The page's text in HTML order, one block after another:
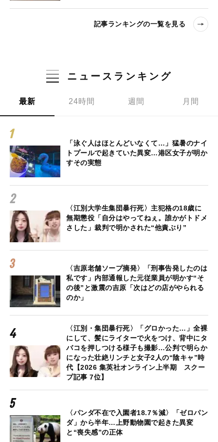
記事ランキングの一覧を見る
ニュースランキング
最新 24時間 週間 月間
「泳ぐ人はほとんどいなくて…」猛暑のナイ
トプールで起きていた異変…港区女子が明か
すその実態
〈江別大学生集団暴行死〉主犯格の18歳に
無期懲役「自分はやってねぇ。誰かがトドメ
さした」裁判で明かされた“他責ぶり”
〈吉原老舗ソープ摘発〉「刑事告発したのは
私です」内部通報した元従業員が明かす“そ
の後”と激震の吉原「次はどの店がやられる
のか」
〈江別・集団暴行死〉「グロかった…」全裸
にして、髪にライターで火をつけ、背中にタ
バコを押しつける様子も撮影…公判で明らか
になった壮絶リンチと女子2人の“陰キャ”時
代【2026 集英社オンライン上半期 スクー
プ記事 7位】
〈パンダ不在で入園者18.7％減〉「ゼロパン
ダ」から半年…上野動物園で起きた異変
と“喪失感”の正体